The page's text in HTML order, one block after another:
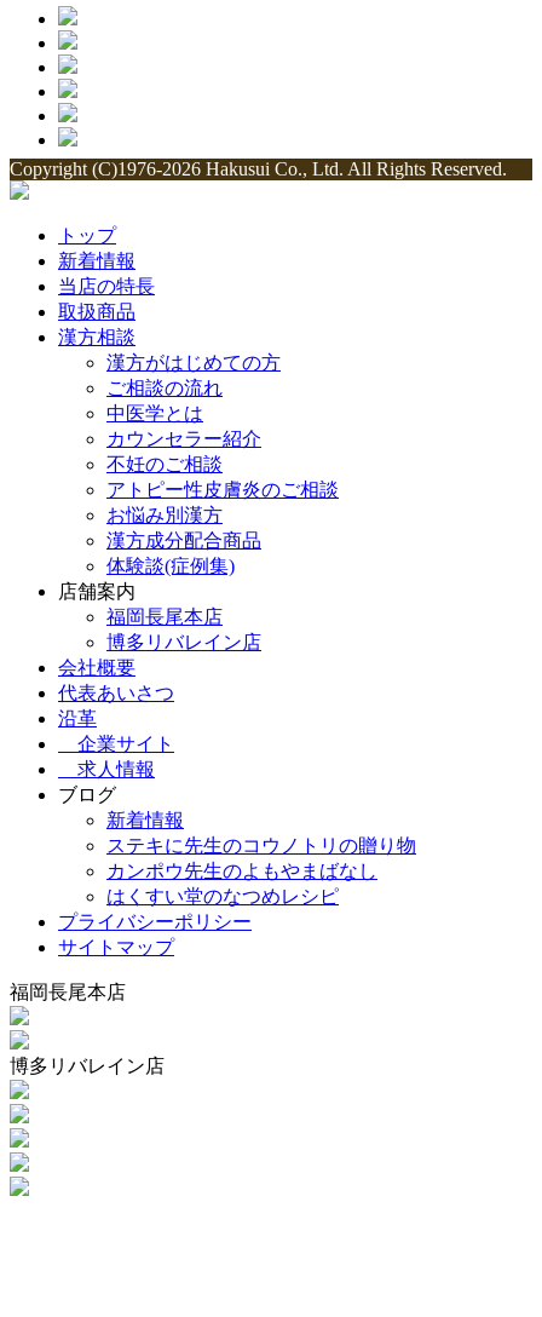
Copyright (C)1976-2026 Hakusui Co., Ltd. All Rights Reserved.
トップ
新着情報
当店の特長
取扱商品
漢方相談
漢方がはじめての方
ご相談の流れ
中医学とは
カウンセラー紹介
不妊のご相談
アトピー性皮膚炎のご相談
お悩み別漢方
漢方成分配合商品
体験談(症例集)
店舗案内
福岡長尾本店
博多リバレイン店
会社概要
代表あいさつ
沿革
企業サイト
求人情報
ブログ
新着情報
ステキに先生のコウノトリの贈り物
カンポウ先生のよもやまばなし
はくすい堂のなつめレシピ
プライバシーポリシー
サイトマップ
福岡長尾本店
博多リバレイン店